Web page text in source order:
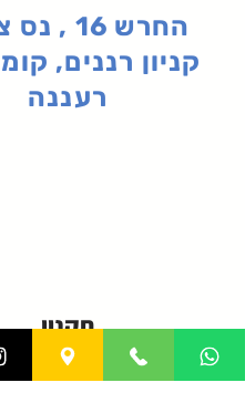
החרש 16 , נס ציונה
רעננה
תקנון